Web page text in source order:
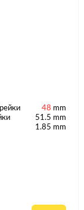
48 mm
51.5 mm
1.85 mm